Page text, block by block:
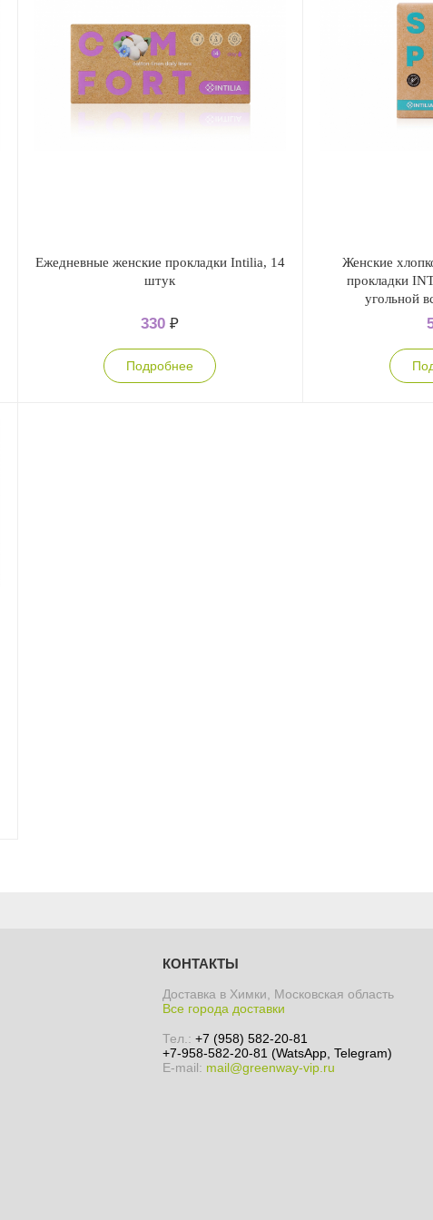
Ежедневные женские прокладки Intilia, 14
штук
330₽
Подробнее
Женские
прокладки
угольной
КОНТАКТЫ
Доставка в Химки, Московская область
Все города доставки
Тел.: +7 (958) 582-20-81
+7-958-582-20-81 (WatsApp, Telegram)
E-mail: mail@greenway-vip.ru